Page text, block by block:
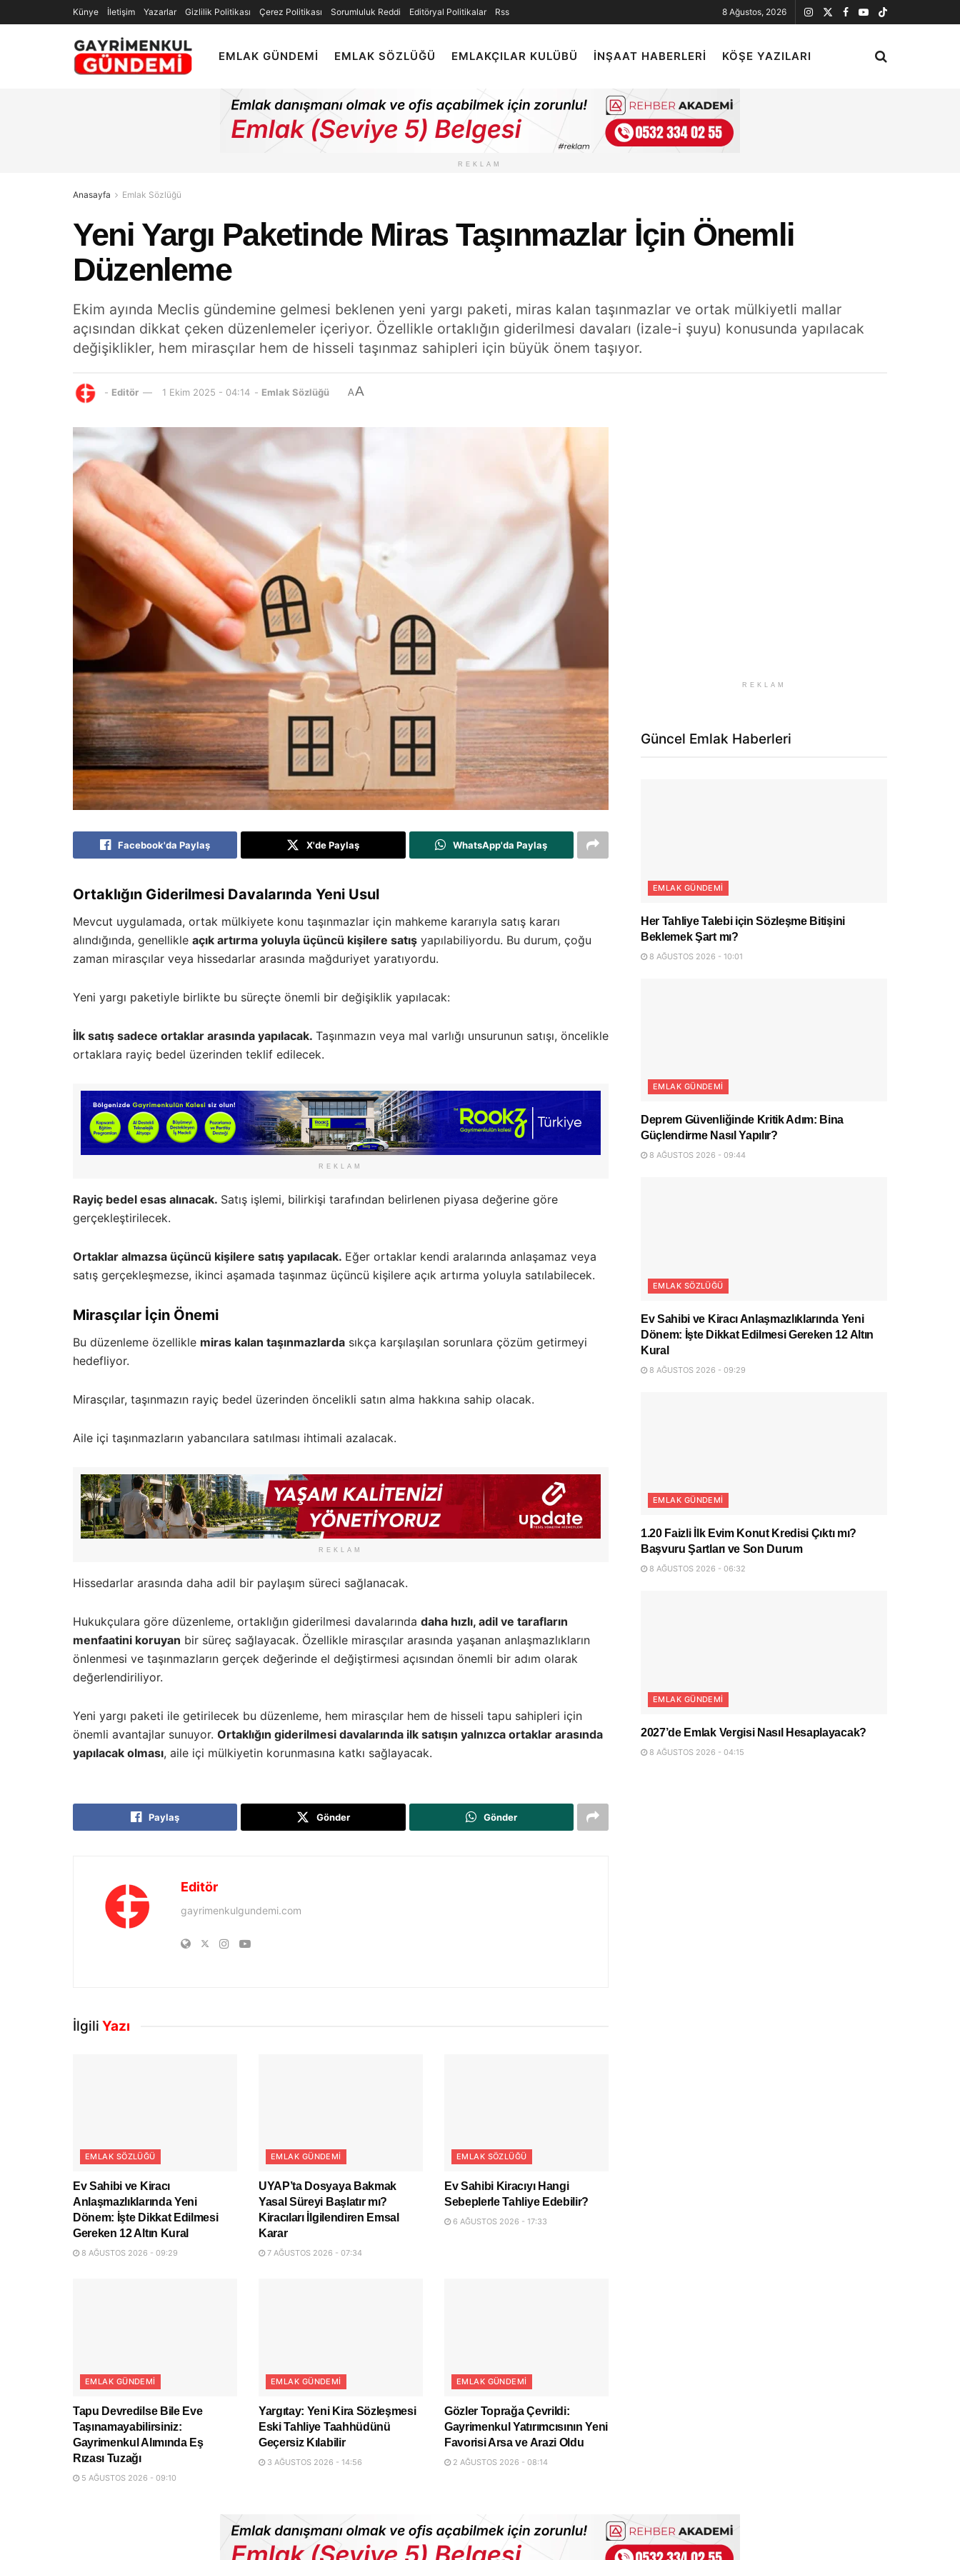
Künye İletişim Yazarlar Gizlilik Politikası Çerez Politikası Sorumluluk Reddi Editöryal Politikalar Rss 8 Ağustos, 2026
EMLAK GÜNDEMI EMLAK SÖZLÜĞÜ EMLAKÇILAR KULÜBÜ İNŞAAT HABERLERI KÖŞE YAZILARI
REKLAM
Anasayfa Emlak Sözlüğü
Yeni Yargı Paketinde Miras Taşınmazlar İçin Önemli
Düzenleme
Ekim ayında Meclis gündemine gelmesi beklenen yeni yargı paketi, miras kalan taşınmazlar ve ortak mülkiyetli mallar
açısından dikkat çeken düzenlemeler içeriyor. Özellikle ortaklığın giderilmesi davaları (izale-i şuyu) konusunda yapılacak
değişiklikler, hem mirasçılar hem de hisseli taşınmaz sahipleri için büyük önem taşıyor.
- Editör 1 Ekim 2025 - 04:14 - Emlak Sözlüğü AA
Facebook'da Paylaş X'de Paylaş WhatsApp'da Paylaş
Ortaklığın Giderilmesi Davalarında Yeni Usul
Mevcut uygulamada, ortak mülkiyete konu taşınmazlar için mahkeme kararıyla satış kararı
alındığında, genellikle açık artırma yoluyla üçüncü kişilere satış yapılabiliyordu. Bu durum, çoğu
zaman mirasçılar veya hissedarlar arasında mağduriyet yaratıyordu.
Yeni yargı paketiyle birlikte bu süreçte önemli bir değişiklik yapılacak:
İlk satış sadece ortaklar arasında yapılacak. Taşınmazın veya mal varlığı unsurunun satışı, öncelikle
ortaklara rayiç bedel üzerinden teklif edilecek.
REKLAM
Rayiç bedel esas alınacak. Satış işlemi, bilirkişi tarafından belirlenen piyasa değerine göre
gerçekleştirilecek.
Ortaklar almazsa üçüncü kişilere satış yapılacak. Eğer ortaklar kendi aralarında anlaşamaz veya
satış gerçekleşmezse, ikinci aşamada taşınmaz üçüncü kişilere açık artırma yoluyla satılabilecek.
Mirasçılar İçin Önemi
Bu düzenleme özellikle miras kalan taşınmazlarda sıkça karşılaşılan sorunlara çözüm getirmeyi
hedefliyor.
Mirasçılar, taşınmazın rayiç bedel üzerinden öncelikli satın alma hakkına sahip olacak.
Aile içi taşınmazların yabancılara satılması ihtimali azalacak.
REKLAM
Hissedarlar arasında daha adil bir paylaşım süreci sağlanacak.
Hukukçulara göre düzenleme, ortaklığın giderilmesi davalarında daha hızlı, adil ve tarafların
menfaatini koruyan bir süreç sağlayacak. Özellikle mirasçılar arasında yaşanan anlaşmazlıkların
önlenmesi ve taşınmazların gerçek değerinde el değiştirmesi açısından önemli bir adım olarak
değerlendiriliyor.
Yeni yargı paketi ile getirilecek bu düzenleme, hem mirasçılar hem de hisseli tapu sahipleri için
önemli avantajlar sunuyor. Ortaklığın giderilmesi davalarında ilk satışın yalnızca ortaklar arasında
yapılacak olması, aile içi mülkiyetin korunmasına katkı sağlayacak.
Paylaş Gönder Gönder
Editör
gayrimenkulgundemi.com
İlgili Yazı
EMLAK SÖZLÜĞÜ
Ev Sahibi ve Kiracı
Anlaşmazlıklarında Yeni
Dönem: İşte Dikkat Edilmesi
Gereken 12 Altın Kural
8 AĞUSTOS 2026 - 09:29
EMLAK GÜNDEMI
UYAP’ta Dosyaya Bakmak
Yasal Süreyi Başlatır mı?
Kiracıları İlgilendiren Emsal
Karar
7 AĞUSTOS 2026 - 07:34
EMLAK SÖZLÜĞÜ
Ev Sahibi Kiracıyı Hangi
Sebeplerle Tahliye Edebilir?
6 AĞUSTOS 2026 - 17:33
EMLAK GÜNDEMI
Tapu Devredilse Bile Eve
Taşınamayabilirsiniz:
Gayrimenkul Alımında Eş
Rızası Tuzağı
5 AĞUSTOS 2026 - 09:10
EMLAK GÜNDEMI
Yargıtay: Yeni Kira Sözleşmesi
Eski Tahliye Taahhüdünü
Geçersiz Kılabilir
3 AĞUSTOS 2026 - 14:56
EMLAK GÜNDEMI
Gözler Toprağa Çevrildi:
Gayrimenkul Yatırımcısının Yeni
Favorisi Arsa ve Arazi Oldu
2 AĞUSTOS 2026 - 08:14
REKLAM
Güncel Emlak Haberleri
EMLAK GÜNDEMI
Her Tahliye Talebi için Sözleşme Bitişini
Beklemek Şart mı?
8 AĞUSTOS 2026 - 10:01
EMLAK GÜNDEMI
Deprem Güvenliğinde Kritik Adım: Bina
Güçlendirme Nasıl Yapılır?
8 AĞUSTOS 2026 - 09:44
EMLAK SÖZLÜĞÜ
Ev Sahibi ve Kiracı Anlaşmazlıklarında Yeni
Dönem: İşte Dikkat Edilmesi Gereken 12 Altın
Kural
8 AĞUSTOS 2026 - 09:29
EMLAK GÜNDEMI
1.20 Faizli İlk Evim Konut Kredisi Çıktı mı?
Başvuru Şartları ve Son Durum
8 AĞUSTOS 2026 - 06:32
EMLAK GÜNDEMI
2027’de Emlak Vergisi Nasıl Hesaplayacak?
8 AĞUSTOS 2026 - 04:15